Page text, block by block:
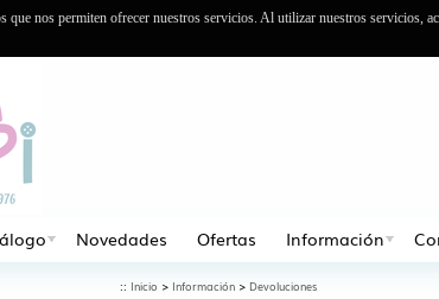
Novedades Ofertas Información
:: Inicio > Información > Devoluciones
que nos permiten ofrecer nuestros servicios. Al utilizar nuestros servicios,